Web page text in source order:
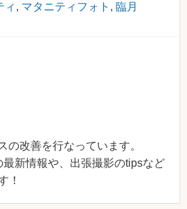
ィ , マタニティフォト , 臨月
の改善を行なっています。
新情報や、出張撮影のtipsなど
！